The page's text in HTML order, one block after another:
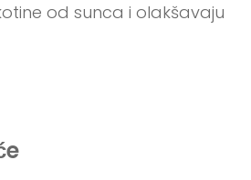
od sunca i olakšavaju